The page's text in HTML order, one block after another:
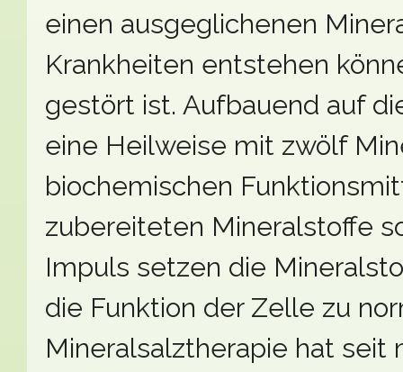
einen ausgeglichenen
Krankheiten entstehen
gestört ist. Aufbauend auf
eine Heilweise mit zwölf
biochemischen
zubereiteten Mineralstoffe
Impuls setzen die
die Funktion der Zelle zu
Mineralsalztherapie hat seit